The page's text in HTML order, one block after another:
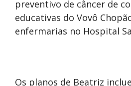
preventivo de câncer de
educativas do Vovô
enfermarias no Hospital
Os planos de Beatriz